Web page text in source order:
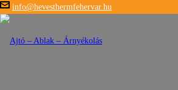
info@hevesthermfehervar.hu